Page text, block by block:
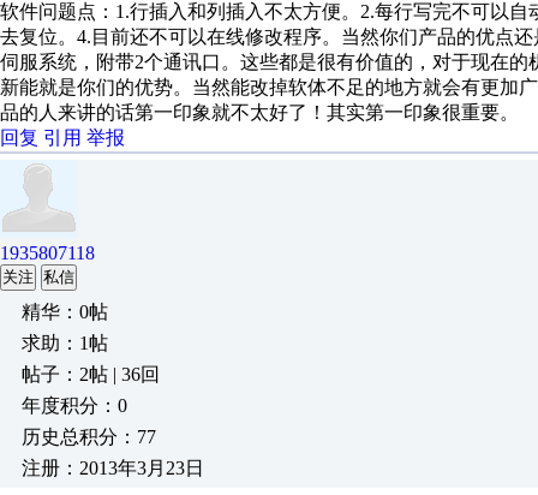
软件问题点：1.行插入和列插入不太方便。2.每行写完不可以
去复位。4.目前还不可以在线修改程序。当然你们产品的优点
伺服系统，附带2个通讯口。这些都是很有价值的，对于现在
新能就是你们的优势。当然能改掉软体不足的地方就会有更加
品的人来讲的话第一印象就不太好了！其实第一印象很重要。
回复 引用 举报
1935807118
关注 私信
精华：0帖
求助：1帖
帖子：2帖 | 36回
年度积分：0
历史总积分：77
注册：2013年3月23日